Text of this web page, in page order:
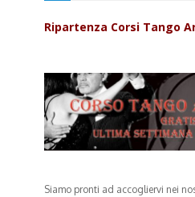
Ripartenza Corsi Tango
Siamo pronti ad accogliervi nei